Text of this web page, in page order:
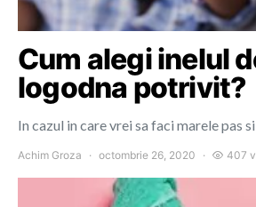
Cum alegi inelul
logodna potrivit?
In cazul in care vrei sa faci marele pas
Achim Groza octombrie 26, 2020 407